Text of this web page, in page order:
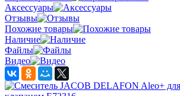
Аксессуары
Отзывы
Похожие товары
Наличие
Файлы
Видео